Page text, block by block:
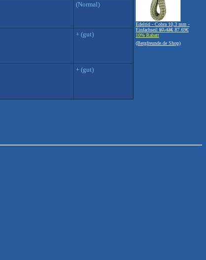
(Normal)
+ (gut)
+ (gut)
Edelrid - Cobra 10,3 mm -
Einfachseil 97.43€ 87.69€
10% Rabatt
(Bergfreunde.de Shop)